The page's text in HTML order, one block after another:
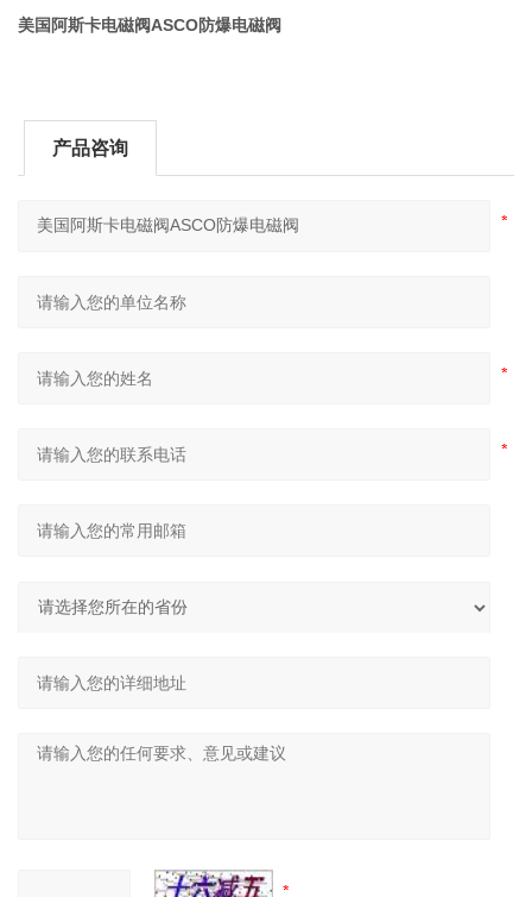
美国阿斯卡电磁阀ASCO防爆电磁阀
产品咨询